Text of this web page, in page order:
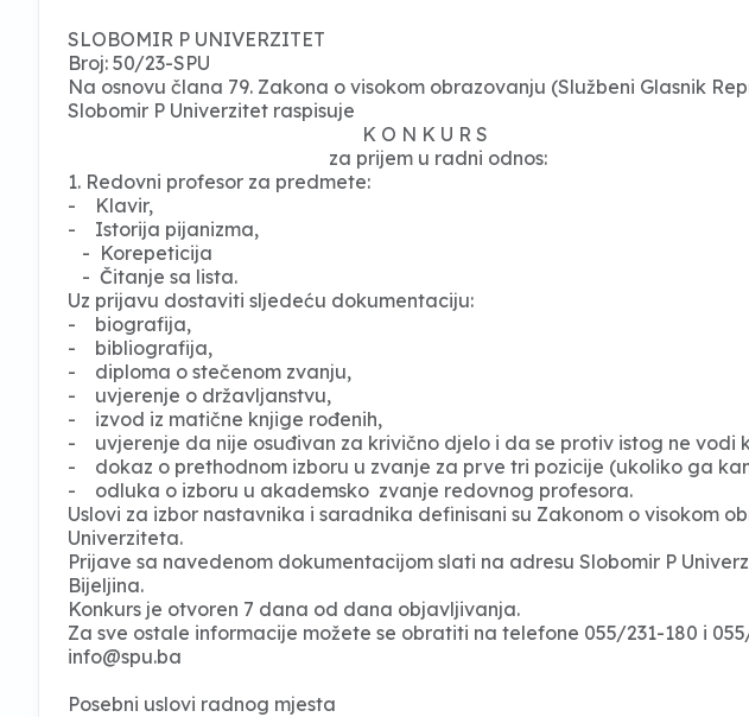
SLOBOMIR P UNIVERZITET
Broj: 50/23-SPU
Na osnovu člana 79. Zakona o visokom obrazovanju (Službeni Glasnik
Slobomir P Univerzitet raspisuje
K O N K U R S
za prijem u radni odnos:
1. Redovni profesor za predmete:
- Klavir,
- Istorija pijanizma,
- Korepeticija
- Čitanje sa lista.
Uz prijavu dostaviti sljedeću dokumentaciju:
- biografija,
- bibliografija,
- diploma o stečenom zvanju,
- uvjerenje o državljanstvu,
- izvod iz matične knjige rođenih,
- uvjerenje da nije osuđivan za krivično djelo i da se protiv istog ne vodi
- dokaz o prethodnom izboru u zvanje za prve tri pozicije (ukoliko ga
- odluka o izboru u akademsko zvanje redovnog profesora.
Uslovi za izbor nastavnika i saradnika definisani su Zakonom o visokom
Univerziteta.
Prijave sa navedenom dokumentacijom slati na adresu Slobomir P
Bijeljina.
Konkurs je otvoren 7 dana od dana objavljivanja.
Za sve ostale informacije možete se obratiti na telefone 055/231-180 i
info@spu.ba
Posebni uslovi radnog mjesta